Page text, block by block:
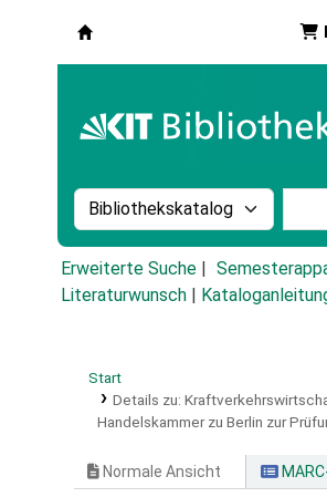
Suche im Katalog nach:
Erweiterte Suche
Literaturwunsch
Start
Details zu:
Handelskammer zu Berlin zur
Normale Ansicht